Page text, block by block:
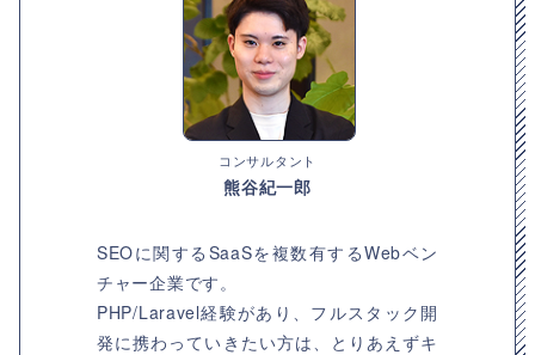
コンサルタント
熊谷紀一郎
SEOに関するSaaSを複数有するWebベン
チャー企業です。
PHP/Laravel経験があり、フルスタック開
発に携わっていきたい方は、とりあえずキ